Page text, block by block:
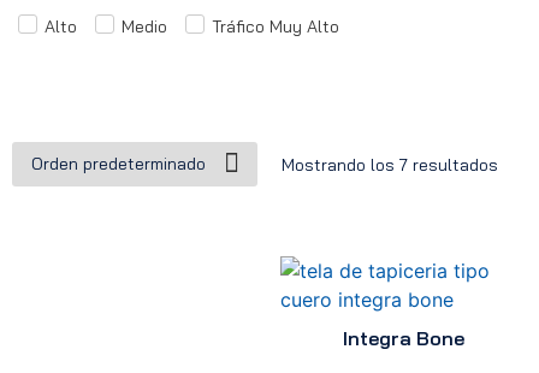
Alto Medio Tráfico Muy Alto
Mostrando los 7 resultados
Integra Bone